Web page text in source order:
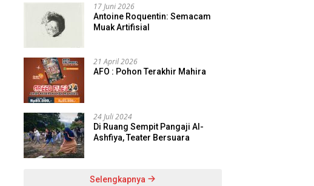
17 Juni 2026
Antoine Roquentin: Semacam
Muak Artifisial
21 April 2026
AFO : Pohon Terakhir Mahira
24 Juli 2024
Di Ruang Sempit Pangaji Al-
Ashfiya, Teater Bersuara
Selengkapnya